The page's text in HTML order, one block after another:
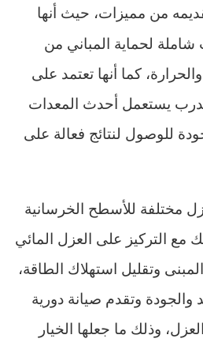
من مميزات، حيث أنها
لحماية المباني من
كما أنها تعتمد على
يستعمل أحدث المعدات
للوصول لنتائج فعالة على
مختلفة للأسطح الخرسانية
مع التركيز على العزل المائي
وتقليل استهلاك الطاقة،
والجودة وتقدم صيانة دورية
وذلك ما جعلها الخيار